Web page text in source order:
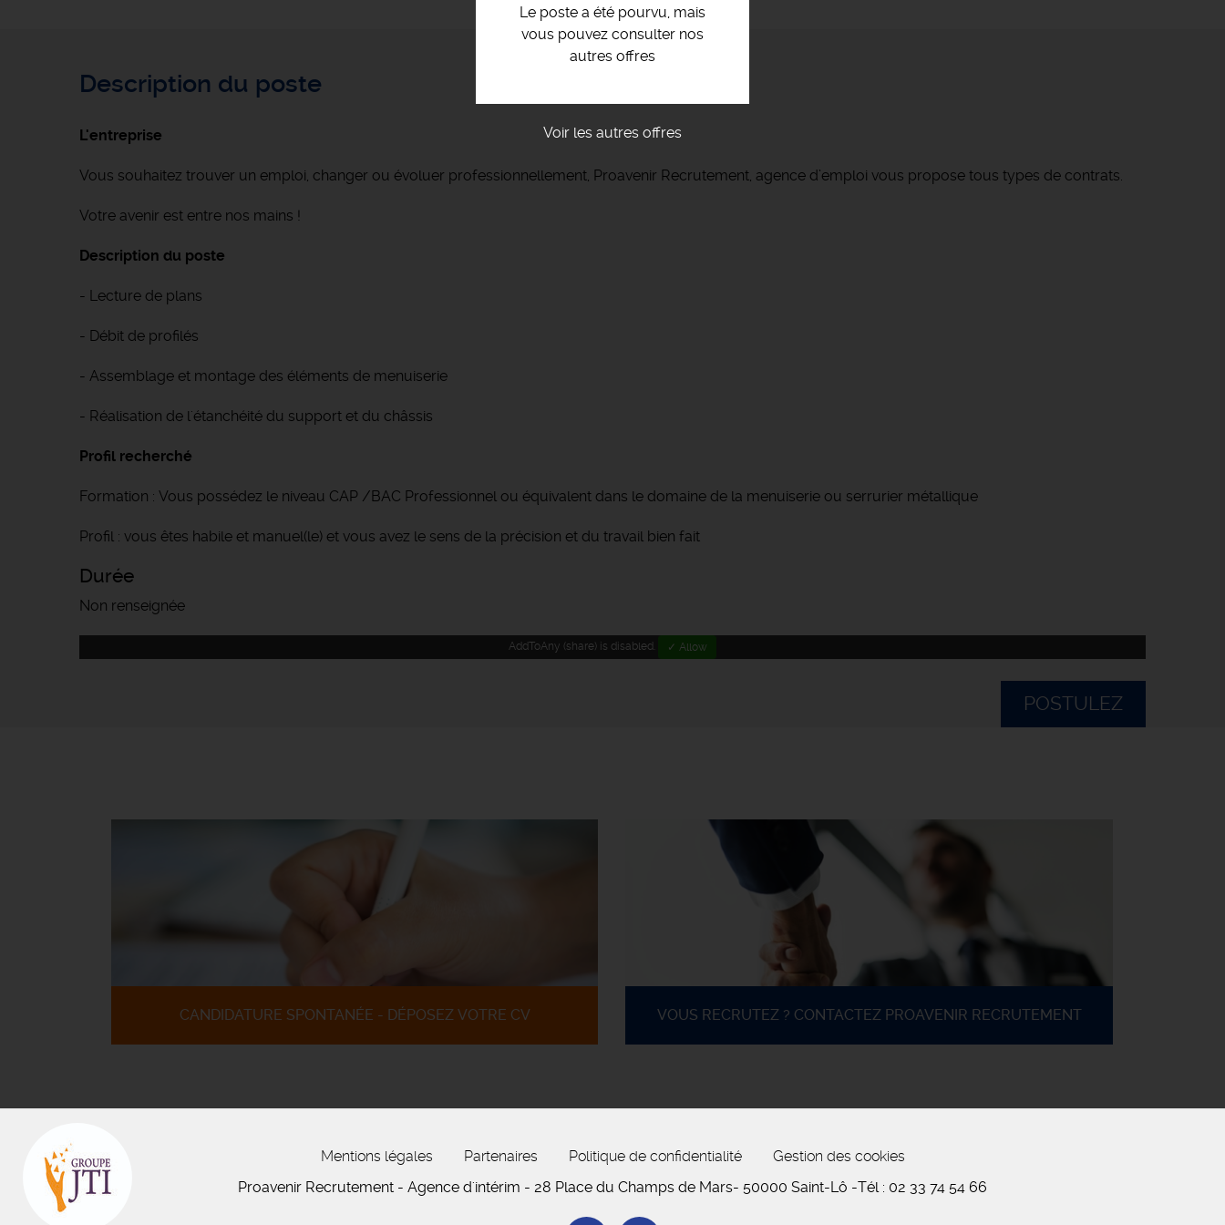
Le poste a été pourvu, mais
vous pouvez consulter nos
autres offres
Voir les autres offres
Description du poste
L'entreprise
Vous souhaitez trouver un emploi, changer ou évoluer professionnellement, Proavenir Recrutement, agence d’emploi vous propose tous types de contrats.
Votre avenir est entre nos mains !
Description du poste
- Lecture de plans
- Débit de profilés
- Assemblage et montage des éléments de menuiserie
- Réalisation de l'étanchéité du support et du châssis
Profil recherché
Formation : Vous possédez le niveau CAP /BAC Professionnel ou équivalent dans le domaine de la menuiserie ou serrurier métallique
Profil : vous êtes habile et manuel(le) et vous avez le sens de la précision et du travail bien fait
Durée
Non renseignée
AddToAny (share) is disabled. ✓ Allow
POSTULEZ
CANDIDATURE SPONTANÉE - DÉPOSEZ VOTRE CV VOUS RECRUTEZ ? CONTACTEZ PROAVENIR RECRUTEMENT
Mentions légales Partenaires Politique de confidentialité
Gestion des cookies
Proavenir Recrutement - Agence d'intérim - 28 Place du Champs de Mars- 50000 Saint-Lô -Tél : 02 33 74 54 66